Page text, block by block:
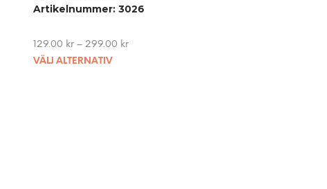
Artikelnummer: 3026
129.00 kr – 299.00 kr
VÄLJ ALTERNATIVThis